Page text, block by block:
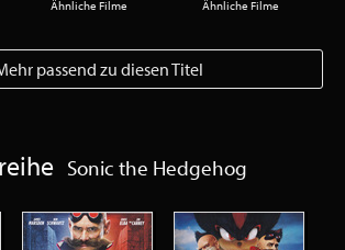
Ähnliche Filme Ähnliche Filme
passend zu diesen Titel
Sonic the Hedgehog